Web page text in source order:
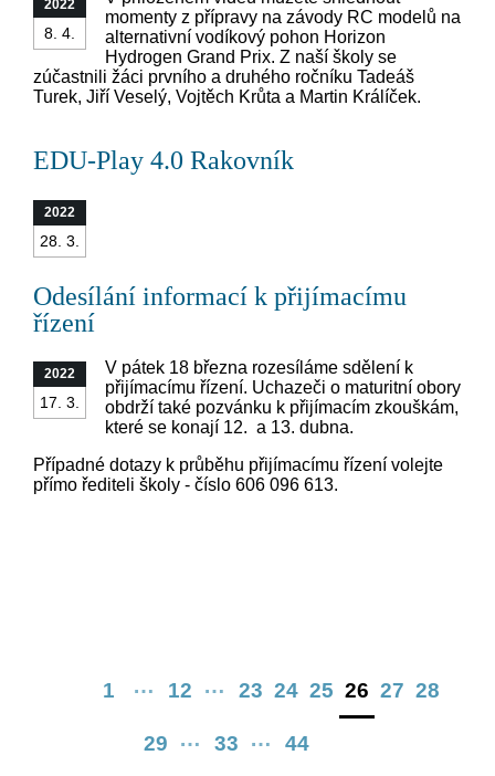
2022
8. 4.
momenty z přípravy na závody RC modelů na
alternativní vodíkový pohon Horizon
Hydrogen Grand Prix. Z naší školy se
zúčastnili žáci prvního a druhého ročníku Tadeáš
Turek, Jiří Veselý, Vojtěch Krůta a Martin Králíček.
EDU-Play 4.0 Rakovník
2022
28. 3.
Odesílání informací k přijímacímu
řízení
2022
17. 3.
V pátek 18 března rozesíláme sdělení k
přijímacímu řízení. Uchazeči o maturitní obory
obdrží také pozvánku k přijímacím zkouškám,
které se konají 12. a 13. dubna.
Případné dotazy k průběhu přijímacímu řízení volejte
přímo řediteli školy - číslo 606 096 613.
1 … 12 … 23 24 25 26 27 28
29 … 33 … 44